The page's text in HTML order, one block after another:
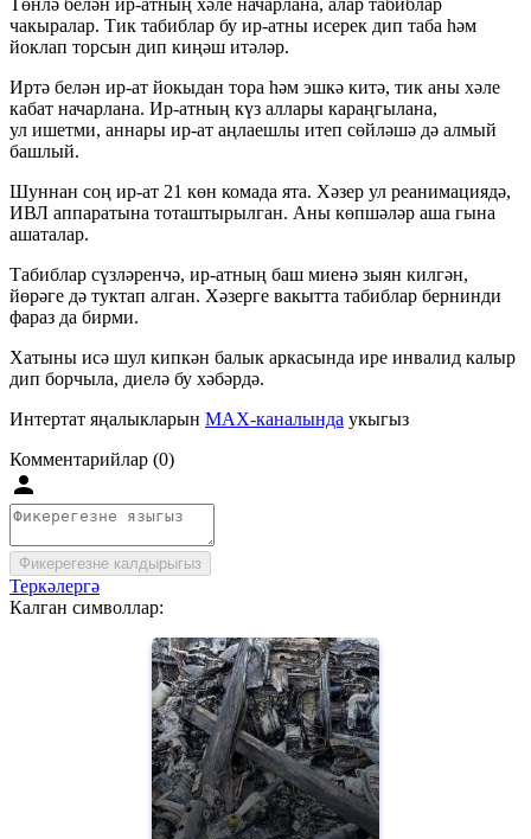
чакыралар. Тик табиблар бу ир-атны исерек дип таба һәм
йоклап торсын дип киңәш итәләр.
Иртә белән ир-ат йокыдан тора һәм эшкә китә, тик аны хәле
кабат начарлана. Ир-атның күз аллары караңгылана,
ул ишетми, аннары ир-ат аңлаешлы итеп сөйләшә дә алмый
башлый.
Шуннан соң ир-ат 21 көн комада ята. Хәзер ул реанимациядә,
ИВЛ аппаратына тоташтырылган. Аны көпшәләр аша гына
ашаталар.
Табиблар сүзләренчә, ир-атның баш миенә зыян килгән,
йөрәге дә туктап алган. Хәзерге вакытта табиблар бернинди
фараз да бирми.
Хатыны исә шул кипкән балык аркасында ире инвалид калыр
дип борчыла, диелә бу хәбәрдә.
Интертат яңалыкларын MAX-каналында укыгыз
Комментарийлар (0)
Фикерегезне калдырыгыз
Теркәлергә
Калган символлар: